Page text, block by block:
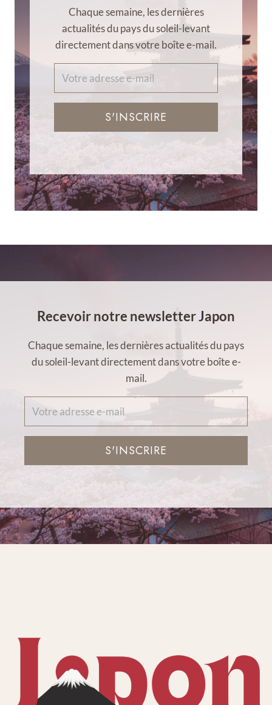
Chaque semaine, les dernières
actualités du pays du soleil-levant
directement dans votre boîte e-mail.
S'INSCRIRE
Recevoir notre newsletter Japon
Chaque semaine, les dernières actualités du pays
du soleil-levant directement dans votre boîte e-
mail.
S'INSCRIRE